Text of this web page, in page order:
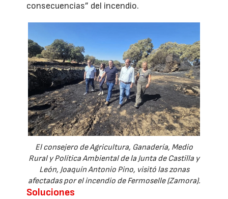
consecuencias” del incendio.
El consejero de Agricultura, Ganadería, Medio
Rural y Política Ambiental de la Junta de Castilla y
León, Joaquín Antonio Pino, visitó las zonas
afectadas por el incendio de Fermoselle (Zamora).
Soluciones